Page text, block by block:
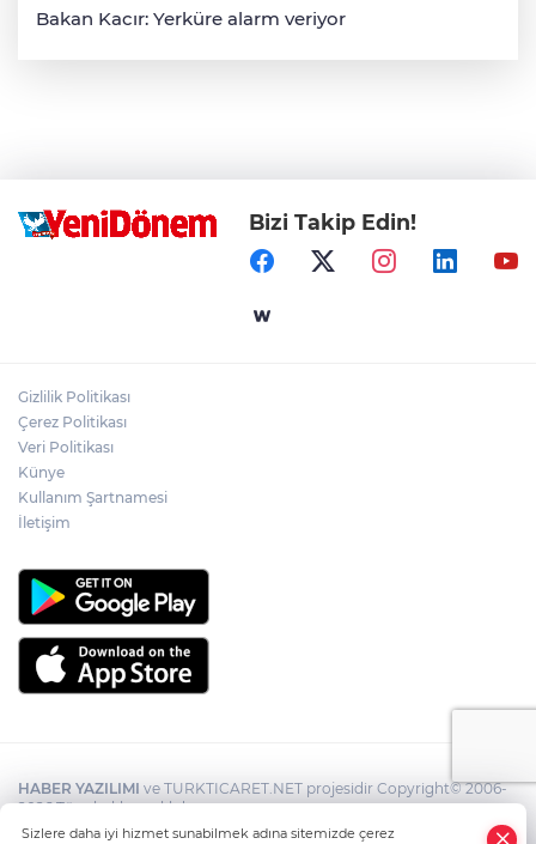
Bakan Kacır: Yerküre alarm veriyor
Bizi Takip Edin!
Gizlilik Politikası
Çerez Politikası
Veri Politikası
Künye
Kullanım Şartnamesi
İletişim
HABER YAZILIMI ve TURKTICARET.NET projesidir Copyright© 2006-
2026 Tüm hakları saklıdır.
Sizlere daha iyi hizmet sunabilmek adına sitemizde çerez